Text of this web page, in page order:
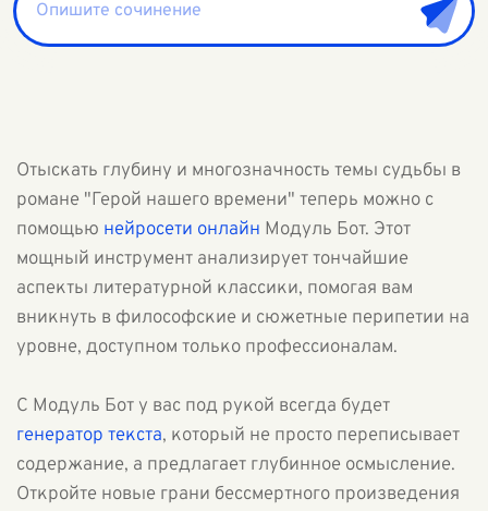
Отыскать глубину и многозначность темы судьбы в
романе "Герой нашего времени" теперь можно с
помощью нейросети онлайн Модуль Бот. Этот
мощный инструмент анализирует тончайшие
аспекты литературной классики, помогая вам
вникнуть в философские и сюжетные перипетии на
уровне, доступном только профессионалам.
С Модуль Бот у вас под рукой всегда будет
генератор текста, который не просто переписывает
содержание, а предлагает глубинное осмысление.
Откройте новые грани бессмертного произведения